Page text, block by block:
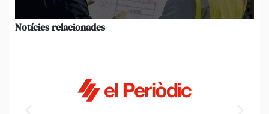
Notícies relacionades